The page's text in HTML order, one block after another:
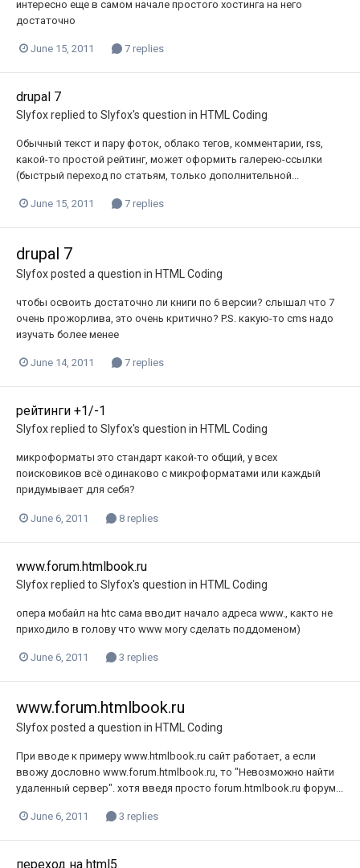
интересно еще в самом начале простого хостинга на него
достаточно
June 15, 2011 7 replies
drupal 7
Slyfoxreplied to Slyfox's question in HTML Coding
Обычный текст и пару фоток, облако тегов, комментарии, rss,
какой-то простой рейтинг, может оформить галерею-ссылки
(быстрый переход по статьям, только дополнительной...
June 15, 2011 7 replies
drupal 7
Slyfoxposted a question in HTML Coding
чтобы освоить достаточно ли книги по 6 версии? слышал что 7
очень прожорлива, это очень критично? P.S. какую-то cms надо
изучать более менее
June 14, 2011 7 replies
рейтинги +1/-1
Slyfoxreplied to Slyfox's question in HTML Coding
микроформаты это стандарт какой-то общий, у всех
поисковиков всё одинаково с микроформатами или каждый
придумывает для себя?
June 6, 2011 8 replies
www.forum.htmlbook.ru
Slyfoxreplied to Slyfox's question in HTML Coding
опера мобайл на htc сама вводит начало адреса www., както не
приходило в голову что www могу сделать поддоменом)
June 6, 2011 3 replies
www.forum.htmlbook.ru
Slyfoxposted a question in HTML Coding
При вводе к примеру www.htmlbook.ru сайт работает, а если
ввожу дословно www.forum.htmlbook.ru, то "Невозможно найти
удаленный сервер". хотя введя просто forum.htmlbook.ru форум...
June 6, 2011 3 replies
переход на html5